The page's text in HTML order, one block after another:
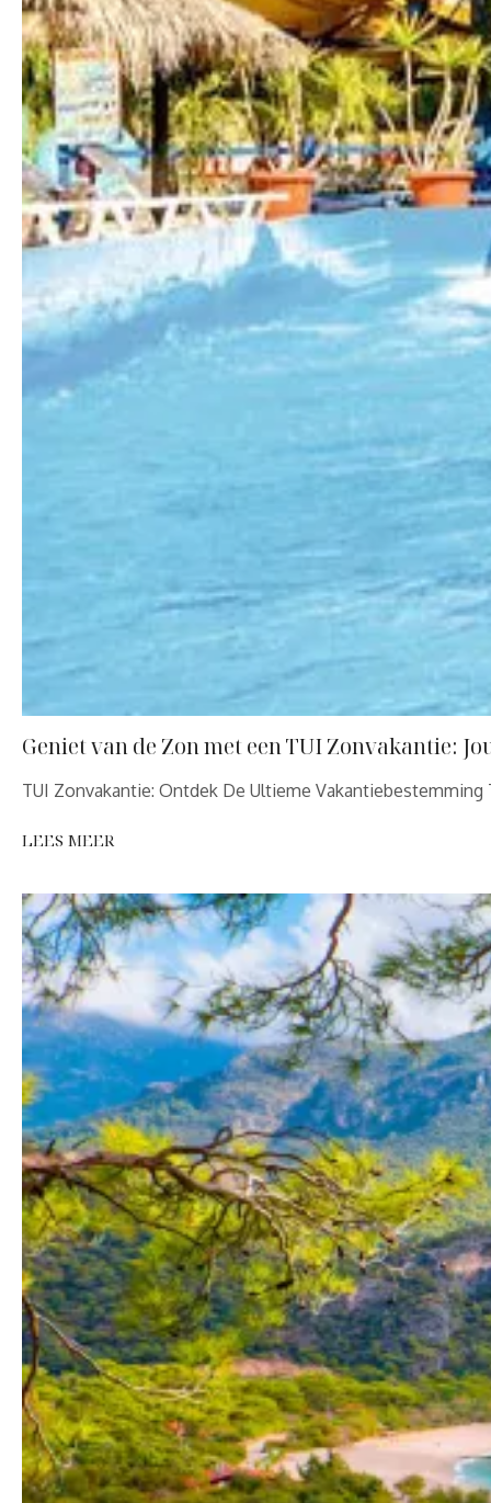
Geniet van de Zon met een TUI Zonvakantie:
TUI Zonvakantie: Ontdek De Ultieme
LEES MEER